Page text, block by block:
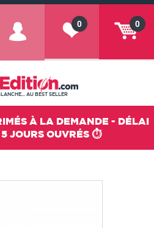
0
0
AU BEST SELLER
À LA DEMANDE - DÉLAI
JOURS OUVRÉS ⏱️